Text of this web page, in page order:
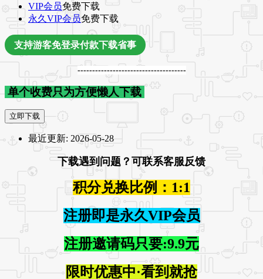
VIP会员免费下载
永久VIP会员免费下载
支持游客免登录付款下载省事
-------------------------------------
单个收费只为方便懒人下载
立即下载
最近更新: 2026-05-28
下载遇到问题？可联系客服反馈
积分兑换比例：1:1
注册即是永久VIP会员
注册邀请码只要:9.9元
限时优惠中·看到就抢